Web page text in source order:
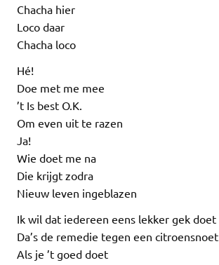
Chacha hier
Loco daar
Chacha loco
Hé!
Doe met me mee
’t Is best O.K.
Om even uit te razen
Ja!
Wie doet me na
Die krijgt zodra
Nieuw leven ingeblazen
Ik wil dat iedereen eens lekker gek doet
Da’s de remedie tegen een citroensnoet
Als je ’t goed doet